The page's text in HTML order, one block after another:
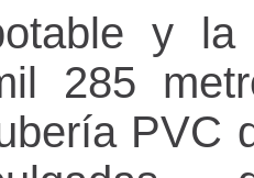
y la
285
PVC